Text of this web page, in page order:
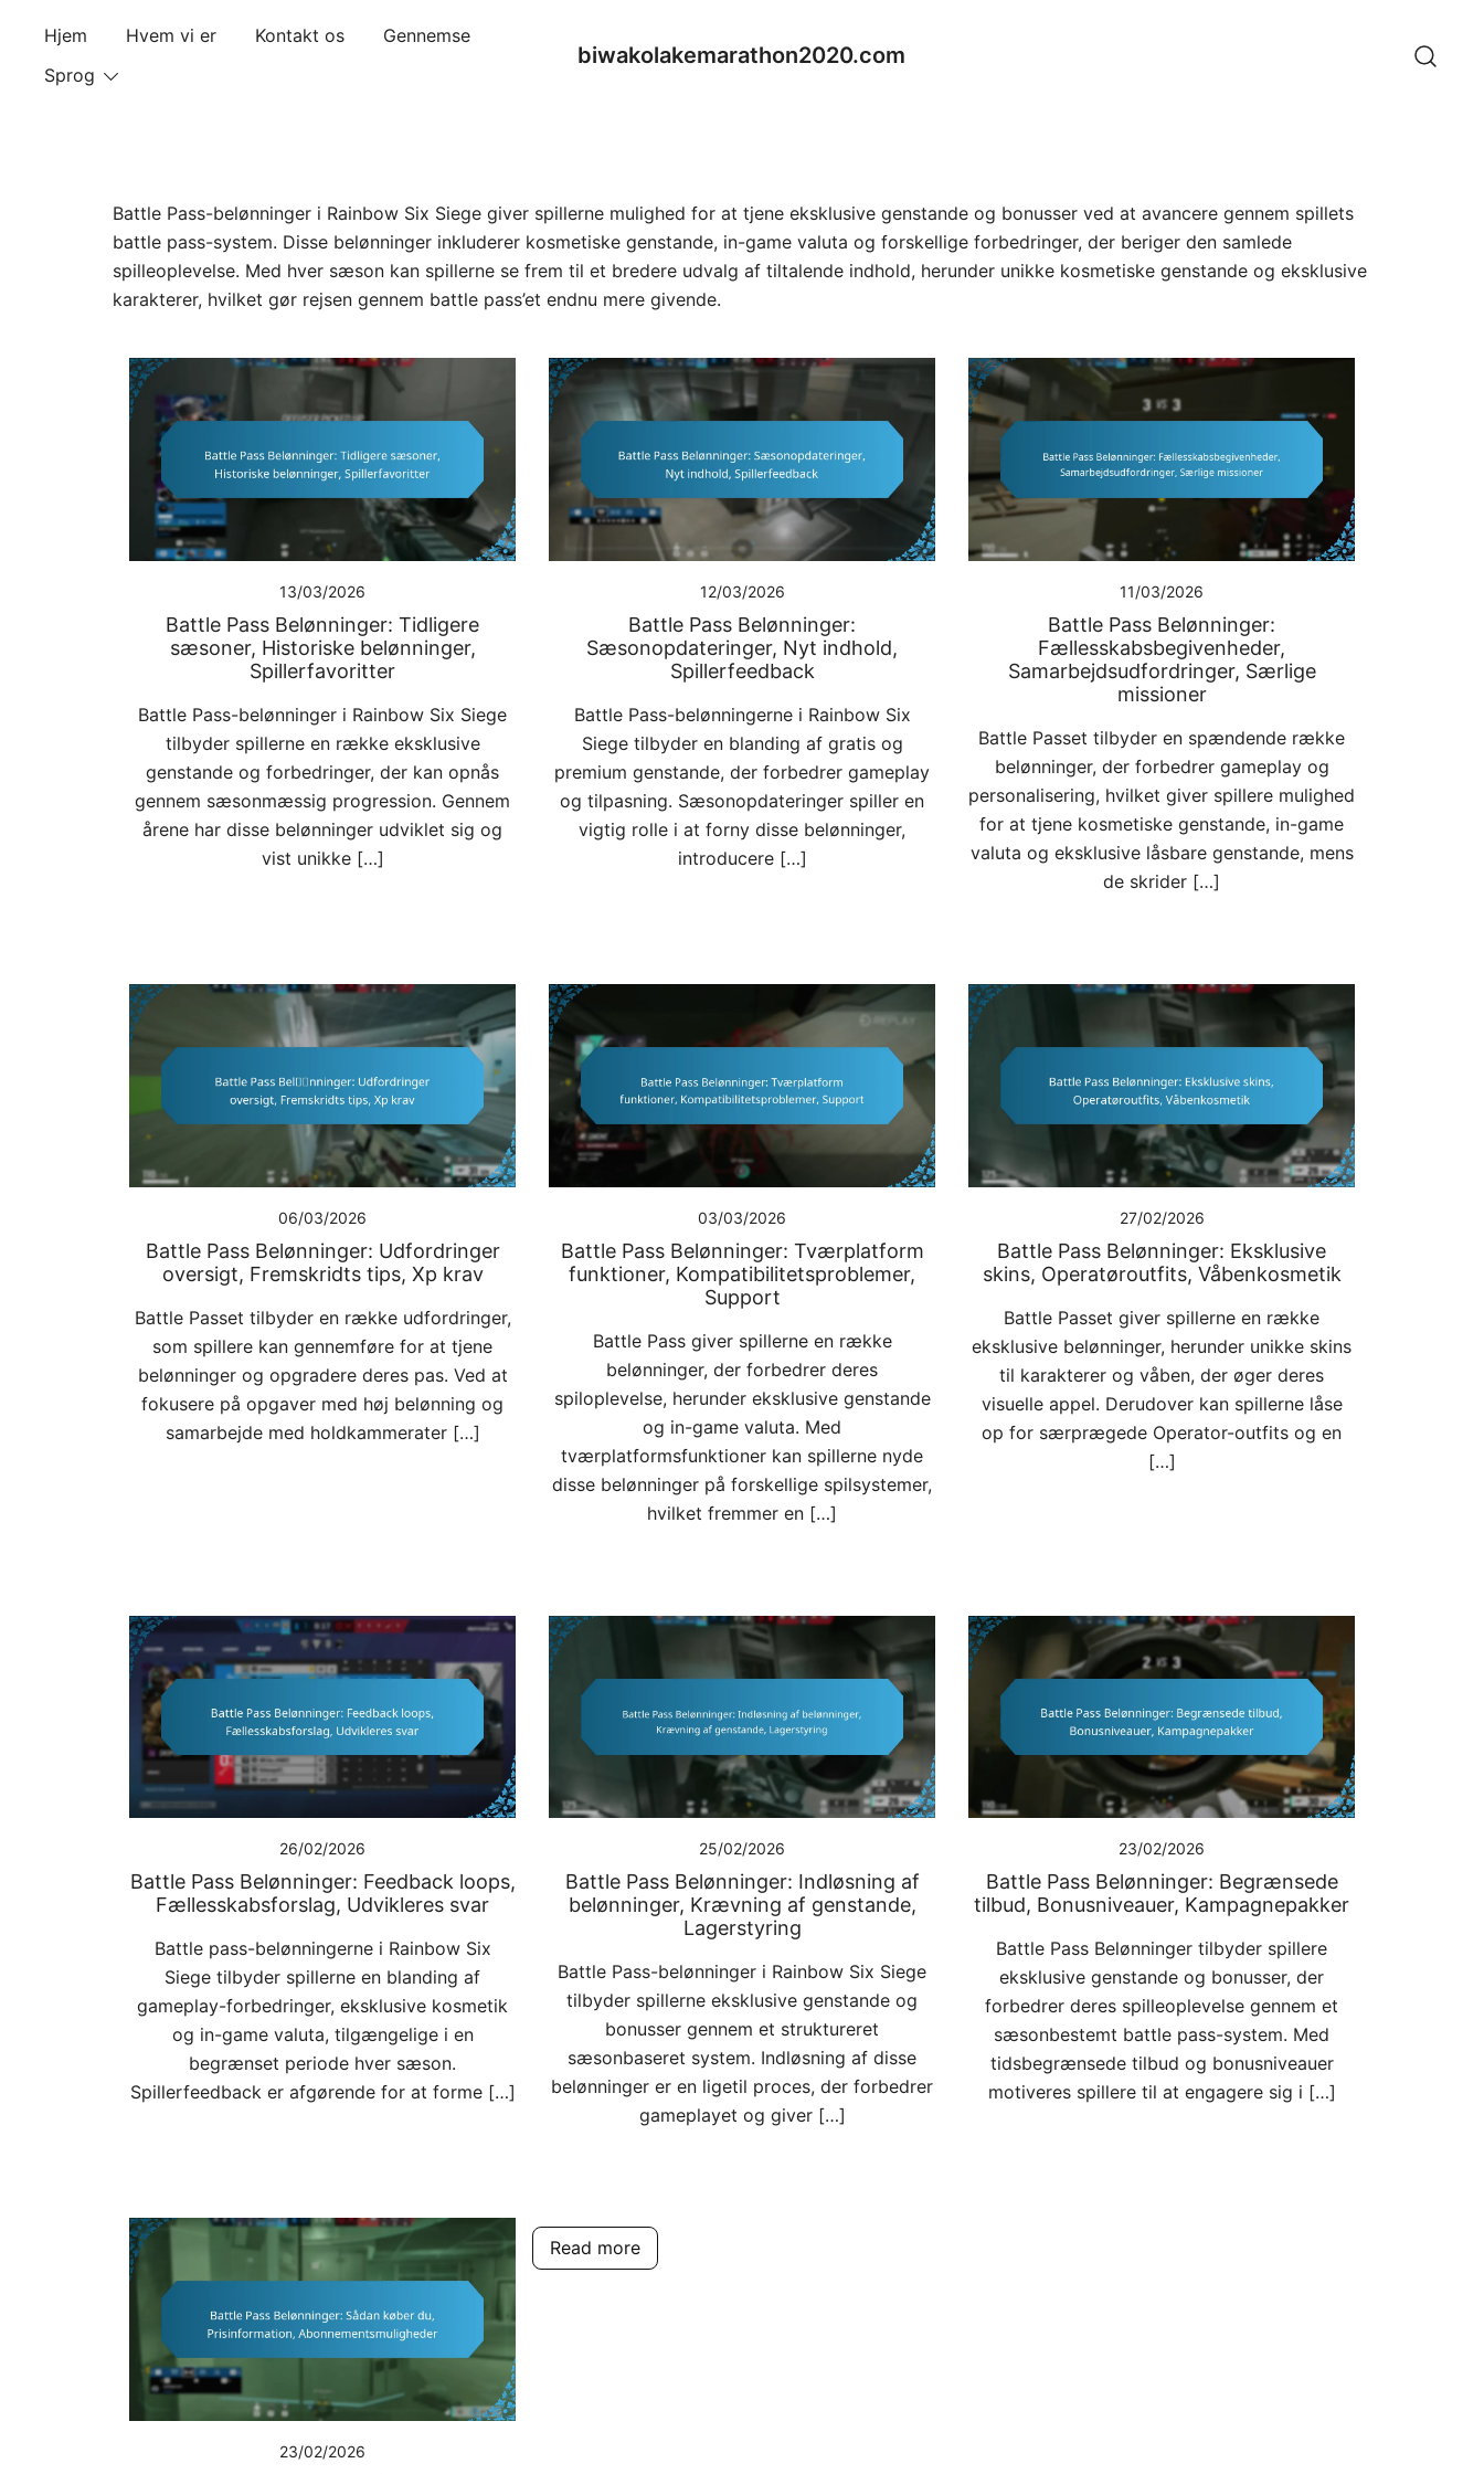
content
Hjem Hvem vi er Kontakt os
Gennemse
Sprog
biwakolakemarathon2020.com
Battle Pass-belønninger i Rainbow Six Siege giver spillerne mulighed for at tjene eksklusive genstande og bonusser ved at avancere gennem spillets
battle pass-system. Disse belønninger inkluderer kosmetiske genstande, in-game valuta og forskellige forbedringer, der beriger den samlede
spilleoplevelse. Med hver sæson kan spillerne se frem til et bredere udvalg af tiltalende indhold, herunder unikke kosmetiske genstande og eksklusive
karakterer, hvilket gør rejsen gennem battle pass’et endnu mere givende.
13/03/2026
Battle Pass Belønninger: Tidligere
sæsoner, Historiske belønninger,
Spillerfavoritter
Battle Pass-belønninger i Rainbow Six Siege
tilbyder spillerne en række eksklusive
genstande og forbedringer, der kan opnås
gennem sæsonmæssig progression. Gennem
årene har disse belønninger udviklet sig og
vist unikke […]
12/03/2026
Battle Pass Belønninger:
Sæsonopdateringer, Nyt indhold,
Spillerfeedback
Battle Pass-belønningerne i Rainbow Six
Siege tilbyder en blanding af gratis og
premium genstande, der forbedrer gameplay
og tilpasning. Sæsonopdateringer spiller en
vigtig rolle i at forny disse belønninger,
introducere […]
11/03/2026
Battle Pass Belønninger:
Fællesskabsbegivenheder,
Samarbejdsudfordringer, Særlige
missioner
Battle Passet tilbyder en spændende række
belønninger, der forbedrer gameplay og
personalisering, hvilket giver spillere mulighed
for at tjene kosmetiske genstande, in-game
valuta og eksklusive låsbare genstande, mens
de skrider […]
06/03/2026
Battle Pass Belønninger: Udfordringer
oversigt, Fremskridts tips, Xp krav
Battle Passet tilbyder en række udfordringer,
som spillere kan gennemføre for at tjene
belønninger og opgradere deres pas. Ved at
fokusere på opgaver med høj belønning og
samarbejde med holdkammerater […]
03/03/2026
Battle Pass Belønninger: Tværplatform
funktioner, Kompatibilitetsproblemer,
Support
Battle Pass giver spillerne en række
belønninger, der forbedrer deres
spiloplevelse, herunder eksklusive genstande
og in-game valuta. Med
tværplatformsfunktioner kan spillerne nyde
disse belønninger på forskellige spilsystemer,
hvilket fremmer en […]
27/02/2026
Battle Pass Belønninger: Eksklusive
skins, Operatøroutfits, Våbenkosmetik
Battle Passet giver spillerne en række
eksklusive belønninger, herunder unikke skins
til karakterer og våben, der øger deres
visuelle appel. Derudover kan spillerne låse
op for særprægede Operator-outfits og en
[…]
26/02/2026
Battle Pass Belønninger: Feedback loops,
Fællesskabsforslag, Udvikleres svar
Battle pass-belønningerne i Rainbow Six
Siege tilbyder spillerne en blanding af
gameplay-forbedringer, eksklusive kosmetik
og in-game valuta, tilgængelige i en
begrænset periode hver sæson.
Spillerfeedback er afgørende for at forme […]
25/02/2026
Battle Pass Belønninger: Indløsning af
belønninger, Krævning af genstande,
Lagerstyring
Battle Pass-belønninger i Rainbow Six Siege
tilbyder spillerne eksklusive genstande og
bonusser gennem et struktureret
sæsonbaseret system. Indløsning af disse
belønninger er en ligetil proces, der forbedrer
gameplayet og giver […]
23/02/2026
Battle Pass Belønninger: Begrænsede
tilbud, Bonusniveauer, Kampagnepakker
Battle Pass Belønninger tilbyder spillere
eksklusive genstande og bonusser, der
forbedrer deres spilleoplevelse gennem et
sæsonbestemt battle pass-system. Med
tidsbegrænsede tilbud og bonusniveauer
motiveres spillere til at engagere sig i […]
23/02/2026
Read more